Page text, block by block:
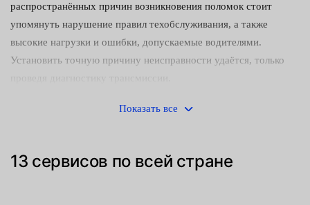
распространённых причин возникновения поломок стоит
упомянуть нарушение правил техобслуживания, а также
высокие нагрузки и ошибки, допускаемые водителями.
Установить точную причину неисправности удаётся, только
В любом случае для восстановления работоспособности узла
Чаще всего выходят из строя:
Показать все
13 сервисов по всей стране